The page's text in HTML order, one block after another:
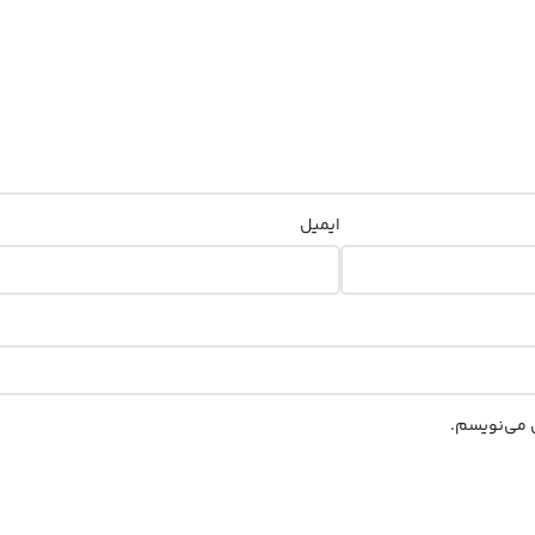
ایمیل
می‌نویسم.